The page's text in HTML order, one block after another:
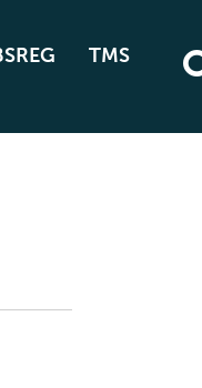
TMS